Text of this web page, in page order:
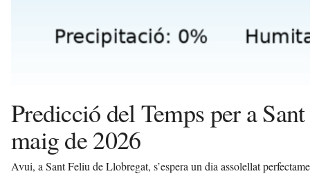
Predicció del Temps per a
maig de 2026
Avui, a Sant Feliu de Llobregat, s’espera un dia assolellat